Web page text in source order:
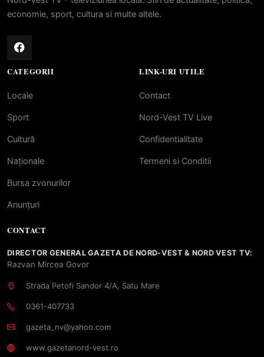
economie, sport, cultura si multe altele.
CATEGORII
Locale
Sport
Cultură
Naționale
Bursa zvonurilor
Anunțuri
LINK-URI UTILE
Contact
Nord-Vest TV Live
Confidentialitate
Termeni si Conditii
CONTACT
DIRECTOR GENERAL GAZETA DE NORD-VEST & NORD VEST TV:
Razvan Mircea Govor
Strada Petofi Sandor 4/A, Satu Mare
0361-407733
gazeta_nv@yahoo.com
www.gazetanord-vest.ro